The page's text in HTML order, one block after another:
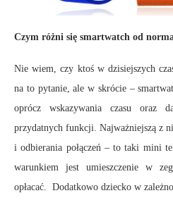
Czym różni się smartwatch od
Nie wiem, czy ktoś w dzisiejszych
na to pytanie, ale w skrócie –
oprócz wskazywania czasu oraz
przydatnych funkcji. Najważniejszą z
i odbierania połączeń – to taki mini
warunkiem jest umieszczenie w
opłacać. Dodatkowo dziecko w